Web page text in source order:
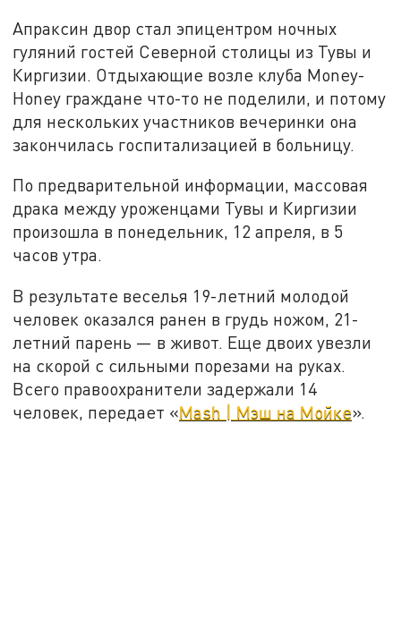
Апраксин двор стал эпицентром ночных
гуляний гостей Северной столицы из Тувы и
Киргизии. Отдыхающие возле клуба Money-
Honey граждане что-то не поделили, и потому
для нескольких участников вечеринки она
закончилась госпитализацией в больницу.
По предварительной информации, массовая
драка между уроженцами Тувы и Киргизии
произошла в понедельник, 12 апреля, в 5
часов утра.
В результате веселья 19-летний молодой
человек оказался ранен в грудь ножом, 21-
летний парень — в живот. Еще двоих увезли
на скорой с сильными порезами на руках.
Всего правоохранители задержали 14
человек, передает «Mash | Мэш на Мойке».